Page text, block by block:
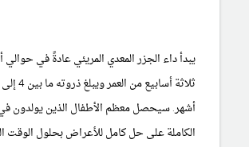
يبدأ داء الجزر المعدي المريئي عادةً في
أشهر. سيحصل معظم الأطفال الذين يولدون
الكاملة على حل كامل للأعراض بحلول الوقت